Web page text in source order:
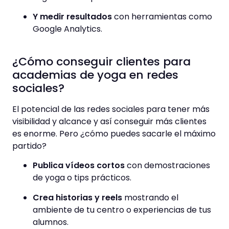
Y medir resultadoscon herramientas como
Google Analytics.
¿Cómo conseguir clientes para
academias de yoga en redes
sociales?
El potencial de las redes sociales para tener más
visibilidad y alcance y así conseguir más clientes
es enorme. Pero ¿cómo puedes sacarle el máximo
partido?
Publica vídeos cortoscon demostraciones
de yoga o tips prácticos.
Crea historias y reels mostrando el
ambiente de tu centro o experiencias de tus
alumnos.